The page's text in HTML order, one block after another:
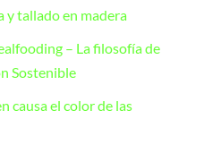
y tallado en madera
– La filosofía de
Sostenible
causa el color de las